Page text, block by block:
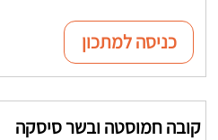
כניסה למתכון
קובה חמוסטה ובשר סיסקה